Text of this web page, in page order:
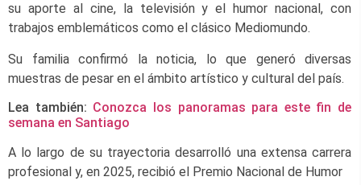
su aporte al cine, la televisión y el humor nacional, con
trabajos emblemáticos como el clásico Mediomundo.
Su familia confirmó la noticia, lo que generó diversas
muestras de pesar en el ámbito artístico y cultural del país.
Lea también: Conozca los panoramas para este fin de
semana en Santiago
A lo largo de su trayectoria desarrolló una extensa carrera
profesional y, en 2025, recibió el Premio Nacional de Humor